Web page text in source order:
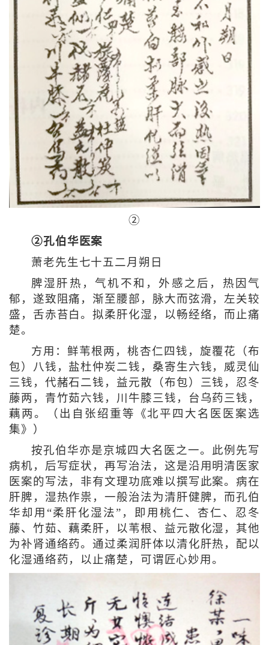
②
②孔伯华医案
萧老先生七十五二月朔日
脾湿肝热，气机不和，外感之后，热因气
郁，遂致阻痛，渐至腰部，脉大而弦滑，左关较
盛，舌赤苔白。拟柔肝化湿，以畅经络，而止痛
楚。
方用：鲜苇根两，桃杏仁四钱，旋覆花（布
包）八钱，盐杜仲炭二钱，桑寄生六钱，威灵仙
三钱，代赭石二钱，益元散（布包）三钱，忍冬
藤两，青竹茹六钱，川牛膝三钱，台乌药三钱，
藕两。（出自张绍重等《北平四大名医医案选
集》）
按孔伯华亦是京城四大名医之一。此例先写
病机，后写症状，再写治法，这是沿用明清医家
医案的写法，非有文理功底难以撰写此案。病在
肝脾，湿热作祟，一般治法为清肝健脾，而孔伯
华却用“柔肝化湿法”，即用桃仁、杏仁、忍冬
藤、竹茹、藕柔肝，以苇根、益元散化湿，其他
为补肾通络药。通过柔润肝体以清化肝热，配以
化湿通络药，以止痛楚，可谓匠心妙用。